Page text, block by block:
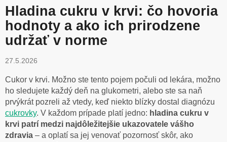
Hladina cukru v krvi: čo hovoria
hodnoty a ako ich prirodzene
udržať v norme
27.5.2026
Cukor v krvi. Možno ste tento pojem počuli od lekára, možno
ho sledujete každý deň na glukometri, alebo ste sa naň
prvýkrát pozreli až vtedy, keď niekto blízky dostal diagnózu
cukrovky. V každom prípade platí jedno: hladina cukru v
krvi patrí medzi najdôležitejšie ukazovatele vášho
zdravia – a oplatí sa jej venovať pozornosť skôr, ako